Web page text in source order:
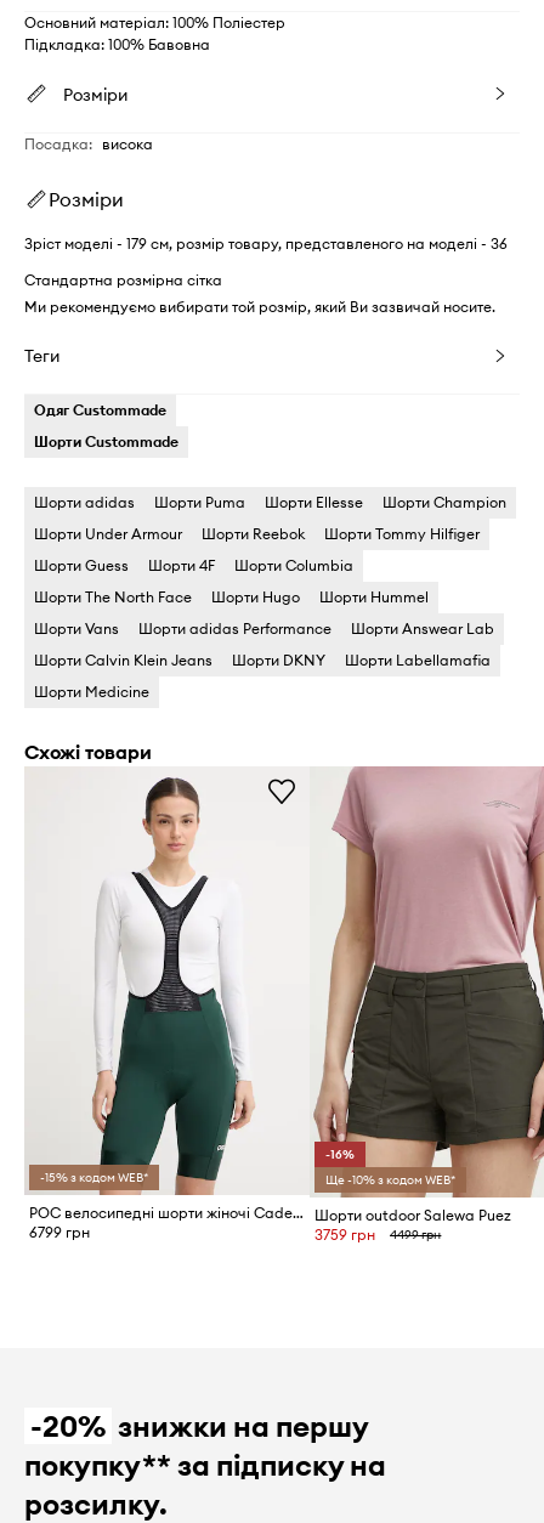
Основний матеріал: 100% Поліестер
Підкладка: 100% Бавовна
Розміри
Посадка: висока
Розміри
Зріст моделі - 179 см, розмір товару, представленого на моделі - 36
Стандартна розмірна сітка
Ми рекомендуємо вибирати той розмір, який Ви зазвичай носите.
Теги
Одяг Custommade
Шорти Custommade
Шорти adidas Шорти Puma Шорти Ellesse
Шорти Champion
Шорти Under Armour
Шорти Reebok
Шорти Tommy Hilfiger
Шорти Guess
Шорти 4F
Шорти Columbia
Шорти The North Face
Шорти Hugo
Шорти Hummel
Шорти Vans
Шорти adidas Performance
Шорти Answear Lab
Шорти Calvin Klein Jeans
Шорти DKNY
Шорти Labellamafia
Шорти Medicine
Схожі товари
-15% з кодом WEB*
POC велосипедні шорти жіночі Cadence
6799 грн
-16%
Ще -10% з кодом WEB*
Шорти outdoor Salewa Puez
3759 грн
4499 грн
-20% знижки на першу
покупку** за підписку на
розсилку.